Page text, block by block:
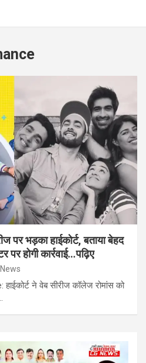
पर भड़का हाईकोर्ट, बताया बेहद
होगी कार्रवाई…पढ़िए
ने वेब सीरीज कॉलेज रोमांस को